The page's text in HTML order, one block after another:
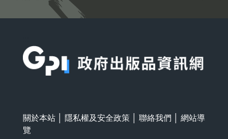
關於本站 隱私權及安全政策 聯絡我們
網站導
覽